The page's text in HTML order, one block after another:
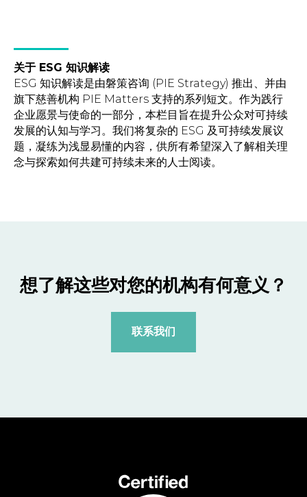
关于 ESG 知识解读
ESG 知识解读是由磐策咨询 (PIE Strategy) 推出、并由
旗下慈善机构 PIE Matters 支持的系列短文。作为践行
企业愿景与使命的一部分，本栏目旨在提升公众对可持续
发展的认知与学习。我们将复杂的 ESG 及可持续发展议
题，凝练为浅显易懂的内容，供所有希望深入了解相关理
念与探索如何共建可持续未来的人士阅读。
想了解这些对您的机构有何意义？
联系我们